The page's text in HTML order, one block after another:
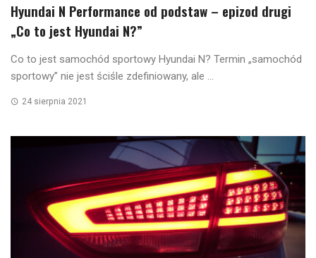
Hyundai N Performance od podstaw – epizod drugi
„Co to jest Hyundai N?”
Co to jest samochód sportowy Hyundai N? Termin „samochód
sportowy” nie jest ściśle zdefiniowany, ale ...
24 sierpnia 2021